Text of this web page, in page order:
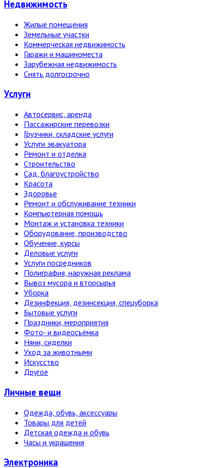
Недвижи­мость
Жилые помещения
Земельные участки
Коммерческая недвижимость
Гаражи и машиноместа
Зарубежная недвижимость
Снять долгосрочно
Услуги
Автосервис, аренда
Пассажирские перевозки
Грузчики, складские услуги
Услуги эвакуатора
Ремонт и отделка
Строительство
Сад, благоустройство
Красота
Здоровье
Ремонт и обслуживание техники
Компьютерная помощь
Монтаж и установка техники
Оборудование, производство
Обучение, курсы
Деловые услуги
Услуги посредников
Полиграфия, наружная реклама
Вывоз мусора и вторсырья
Уборка
Дезинфекция, дезинсекция, спецуборка
Бытовые услуги
Праздники, мероприятия
Фото- и видеосъёмка
Няни, сиделки
Уход за животными
Искусство
Другое
Личные вещи
Одежда, обувь, аксессуары
Товары для детей
Детская одежда и обувь
Часы и украшения
Электро­ника